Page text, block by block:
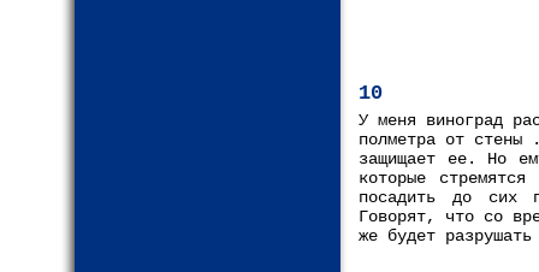
10
У меня виноград
полметра от стены
защищает ее. Но
которые
посадить до сих
Говорят, что со
же будет